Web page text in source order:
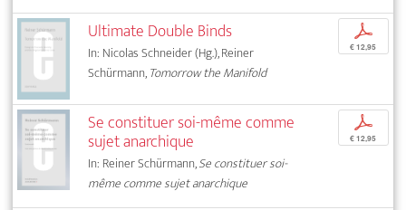
Ultimate Double Binds
In: Nicolas Schneider (Hg.), Reiner
Schürmann,Tomorrow the Manifold
p
€ 12,95
Se constituer soi-même comme
sujet anarchique
In: Reiner Schürmann,Se constituer soi-
même comme sujet anarchique
p
€ 12,95